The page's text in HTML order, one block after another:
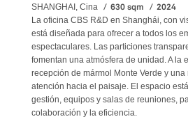
SHANGHAI, Cina 630 sqm 2024
La oficina CBS R&D en Shanghái, con
está diseñada para ofrecer a todos los
espectaculares. Las particiones
fomentan una atmósfera de unidad. A la
recepción de mármol Monte Verde y
atención hacia el paisaje. El espacio
gestión, equipos y salas de reuniones,
colaboración y la eficiencia.